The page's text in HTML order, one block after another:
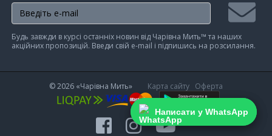
Написати у WhatsApp
Написати у WhatsApp
на
Будь завжди в курсі останніх новин від Чарівна Мить™ та наших
акційних пропозицій. Введи свій e-mail і підпишись на розсилання.
© 2026 «Чарівна Мить» Карта сайту Оферта